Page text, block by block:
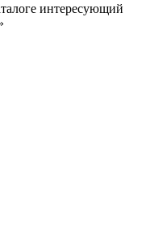
интересующий